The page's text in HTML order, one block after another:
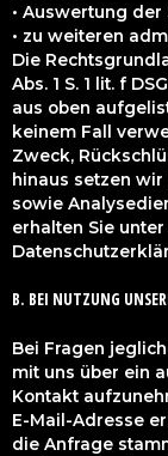
• Auswertung
• zu weiteren
Die
Abs. 1 S. 1 lit. f
aus oben
keinem Fall
Zweck,
hinaus setzen
sowie
erhalten Sie
B. BEI NUTZUNG
Bei Fragen
mit uns über ein
Kontakt
E-Mail-Adresse
die Anfrage